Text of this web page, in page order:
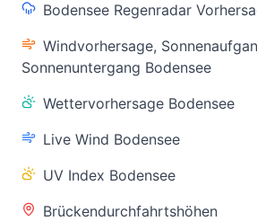
Bodensee Regenradar
Windvorhersage,
Sonnenuntergang Bodensee
Wettervorhersage Bodensee
Live Wind Bodensee
UV Index Bodensee
Brückendurchfahrtshöhen
(Konstanz)
Warnstatus
✅ Keine
Warnung